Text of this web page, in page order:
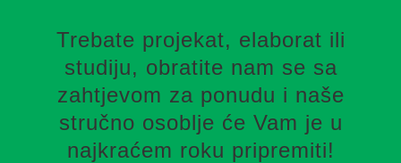
Trebate projekat, elaborat ili
studiju, obratite nam se sa
zahtjevom za ponudu i naše
stručno osoblje će Vam je u
najkraćem roku pripremiti!